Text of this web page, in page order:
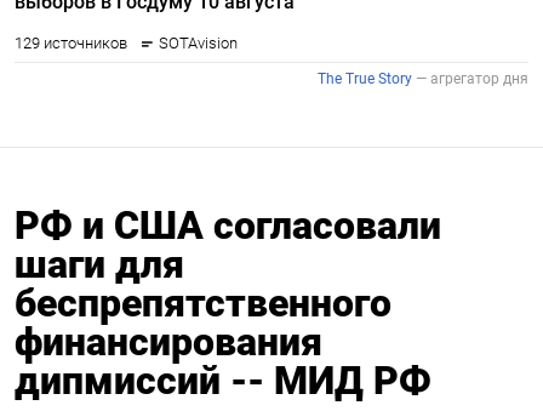
РФ и США согласовали
шаги для
беспрепятственного
финансирования
дипмиссий -- МИД РФ